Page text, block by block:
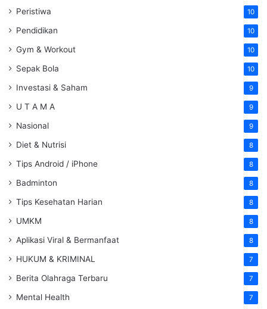
Peristiwa 10
Pendidikan 10
Gym & Workout 10
Sepak Bola 10
Investasi & Saham 9
U T A M A 9
Nasional 9
Diet & Nutrisi 8
Tips Android / iPhone 8
Badminton 8
Tips Kesehatan Harian 8
UMKM 8
Aplikasi Viral & Bermanfaat 8
HUKUM & KRIMINAL 7
Berita Olahraga Terbaru 7
Mental Health 7